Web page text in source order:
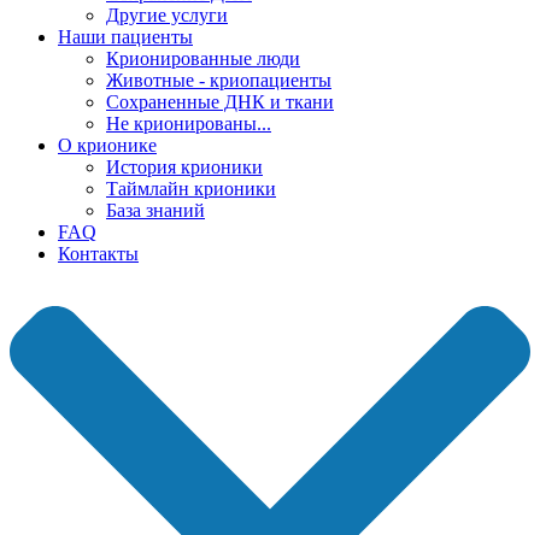
Другие услуги
Наши пациенты
Крионированные люди
Животные - криопациенты
Сохраненные ДНК и ткани
Не крионированы...
О крионике
История крионики
Таймлайн крионики
База знаний
FAQ
Контакты